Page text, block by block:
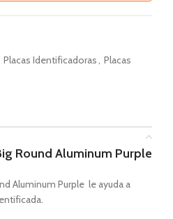
Placas Identificadoras, Placas
Round Aluminum Purple
Aluminum Purple le ayuda a